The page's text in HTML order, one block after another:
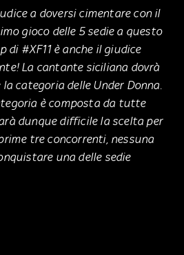
a doversi cimentare con il
gioco delle 5 sedie a questo
di #XF11 è anche il giudice
La cantante siciliana dovrà
categoria delle Under Donna.
è composta da tutte
dunque difficile la scelta per
tre concorrenti, nessuna
una delle sedie